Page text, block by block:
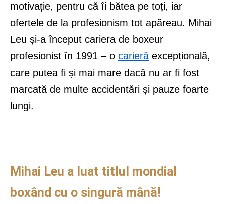
motivație, pentru că îi bătea pe toți, iar
ofertele de la profesionism tot apăreau. Mihai
Leu și-a început cariera de boxeur
profesionist în 1991 – o carieră excepțională,
care putea fi și mai mare dacă nu ar fi fost
marcată de multe accidentări și pauze foarte
lungi.
Mihai Leu a luat titlul mondial
boxând cu o singură mână!